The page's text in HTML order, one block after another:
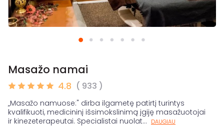
Masažo namai
4.8 ( 933 )
„Masažo namuose:" dirba ilgametę patirtį turintys
kvalifikuoti, medicininį išsimokslinimą įgiję masažuotojai
ir kinezeterapeutai. Specialistai nuolat... DAUGIAU